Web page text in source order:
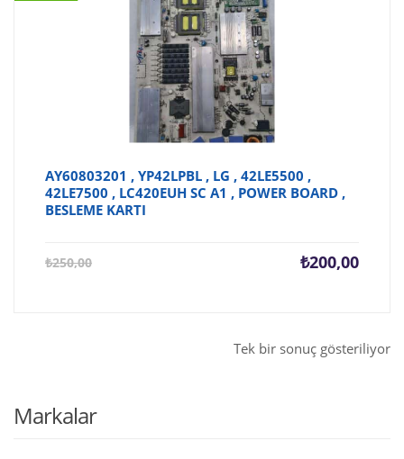
AY60803201 , YP42LPBL , LG , 42LE5500 ,
42LE7500 , LC420EUH SC A1 , POWER BOARD ,
BESLEME KARTI
₺250,00 ₺200,00
Şu
Tek bir sonuç gösteriliyor
Markalar